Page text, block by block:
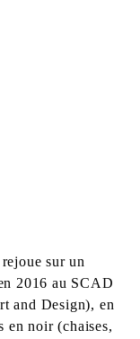
sur un
2016 au SCAD
and Design), en
en noir (chaises,